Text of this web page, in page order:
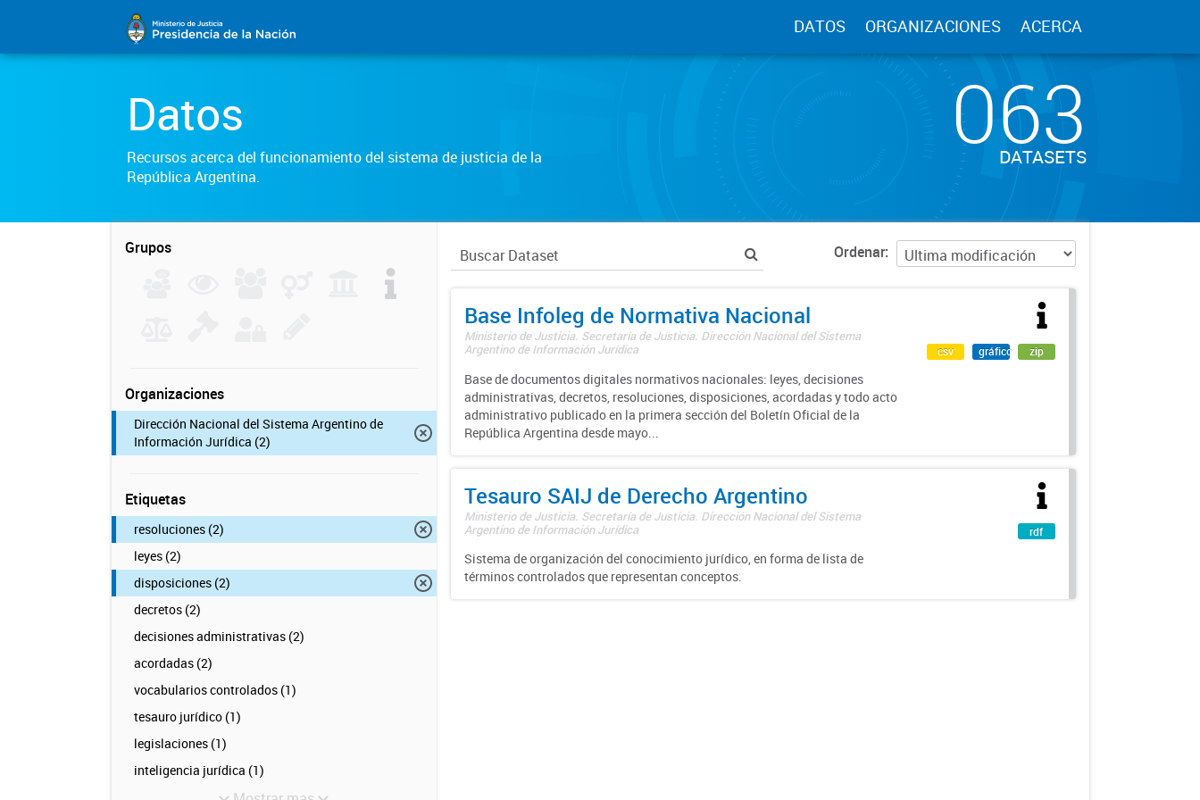
DATOS ORGANIZACIONES ACERCA
Datos
Recursos acerca del funcionamiento del sistema de justicia de la
República Argentina.
063
DATASETS
Grupos
Organizaciones
Dirección Nacional del Sistema Argentino de
Información Jurídica (2)
Etiquetas
resoluciones (2)
leyes (2)
disposiciones (2)
decretos (2)
decisiones administrativas (2)
acordadas (2)
vocabularios controlados (1)
tesauro jurídico (1)
legislaciones (1)
inteligencia jurídica (1)
Ordenar
Base Infoleg de Normativa Nacional
Ministerio de Justicia. Secretaría de Justicia. Dirección Nacional del Sistema
Argentino de Información Jurídica
Base de documentos digitales normativos nacionales: leyes, decisiones
administrativas, decretos, resoluciones, disposiciones, acordadas y todo acto
administrativo publicado en la primera sección del Boletín Oficial de la
República Argentina desde mayo...
csv gráfico zip
Tesauro SAIJ de Derecho Argentino
Ministerio de Justicia. Secretaría de Justicia. Dirección Nacional del Sistema
Argentino de Información Jurídica
Sistema de organización del conocimiento jurídico, en forma de lista de
términos controlados que representan conceptos.
rdf